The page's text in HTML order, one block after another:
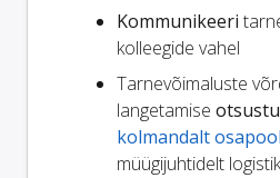
Kommunikeeri
kolleegide vahel
Tarnevõimaluste
langetamise
kolmandalt
müügijuhtidelt